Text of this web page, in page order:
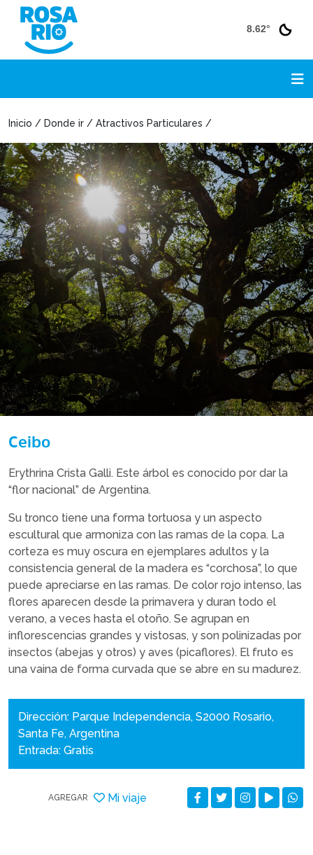
8.62°
Inicio / Donde ir / Atractivos Particulares /
Ceibo
Erythrina Crista Galli. Este árbol es conocido por dar la
“flor nacional” de Argentina.
Su tronco tiene una forma tortuosa y un aspecto
escultural que armoniza con las ramas de la copa. La
corteza es muy oscura en ejemplares adultos y la
consistencia general de la madera es “corchosa”, lo que
puede apreciarse en las ramas. De color rojo intenso, las
flores aparecen desde la primavera y duran todo el
verano, a veces hasta el otoño. Se agrupan en
inflorescencias grandes y vistosas, y son polinizadas por
insectos (abejas y otros) y aves (picaflores). El fruto es
una vaina de forma curvada que se abre en su madurez.
Dirección: Parque Independencia, S2000 Rosario,
Santa Fe, Argentina
Entrada: Gratis
AGREGAR Mi viaje